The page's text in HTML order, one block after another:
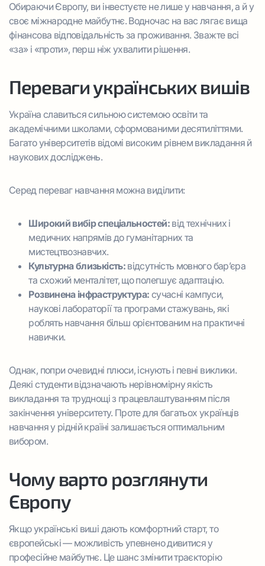
Обираючи Європу, ви інвестуєте не лише у навчання, а й у
своє міжнародне майбутнє. Водночас на вас лягає вища
фінансова відповідальність за проживання. Зважте всі
«за» і «проти», перш ніж ухвалити рішення.
Переваги українських вишів
Україна славиться сильною системою освіти та
академічними школами, сформованими десятиліттями.
Багато університетів відомі високим рівнем викладання й
наукових досліджень.
Серед переваг навчання можна виділити:
Широкий вибір спеціальностей:від технічних і
медичних напрямів до гуманітарних та
мистецтвознавчих.
Культурна близькість: відсутність мовного бар’єра
та схожий менталітет, що полегшує адаптацію.
Розвинена інфраструктура: сучасні кампуси,
наукові лабораторії та програми стажувань, які
роблять навчання більш орієнтованим на практичні
навички.
Однак, попри очевидні плюси, існують і певні виклики.
Деякі студенти відзначають нерівномірну якість
викладання та труднощі з працевлаштуванням після
закінчення університету. Проте для багатьох українців
навчання у рідній країні залишається оптимальним
вибором.
Чому варто розглянути
Європу
Якщо українські виші дають комфортний старт, то
європейські — можливість упевнено дивитися у
професійне майбутнє. Це шанс змінити траєкторію